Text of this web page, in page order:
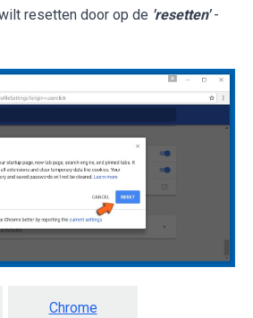
resetten door op de 'resetten' -
Chrome